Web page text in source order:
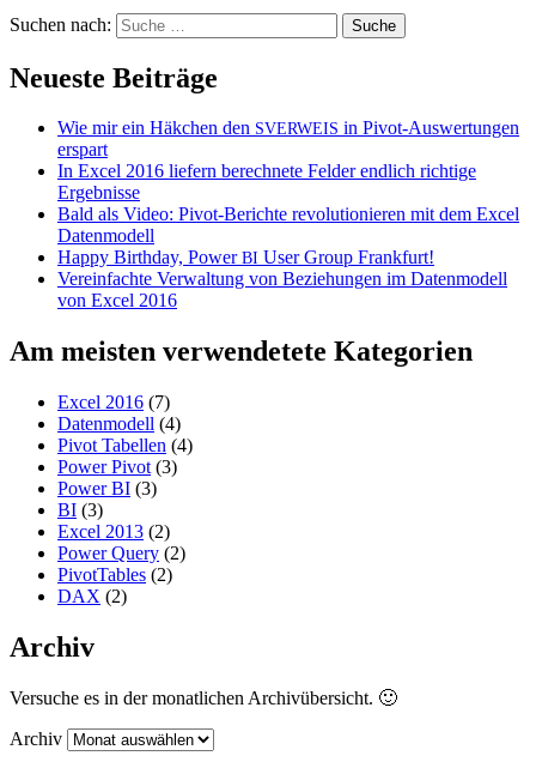
Suchen nach:
Neueste Beiträge
Wie mir ein Häkchen den SVERWEIS in Pivot-Auswertungen
erspart
In Excel 2016 liefern berechnete Felder endlich richtige
Ergebnisse
Bald als Video: Pivot-Berichte revolutionieren mit dem Excel
Datenmodell
Happy Birthday, PowerBI User Group Frankfurt!
Vereinfachte Verwaltung von Beziehungen im Datenmodell
von Excel 2016
Am meisten verwendetete Kategorien
Excel 2016 (7)
Datenmodell (4)
Pivot Tabellen (4)
Power Pivot (3)
Power BI (3)
BI (3)
Excel 2013 (2)
Power Query (2)
PivotTables (2)
DAX (2)
Archiv
Versuche es in der monatlichen Archivübersicht. 🙂
Archiv